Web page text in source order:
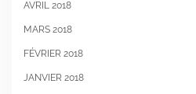
AVRIL 2018
MARS 2018
FÉVRIER 2018
JANVIER 2018